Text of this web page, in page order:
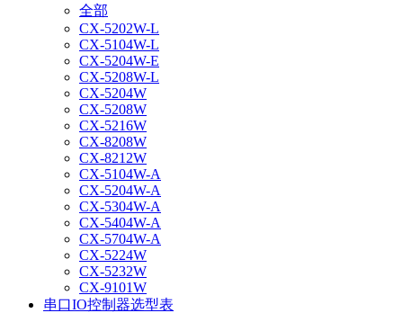
全部
CX-5202W-L
CX-5104W-L
CX-5204W-E
CX-5208W-L
CX-5204W
CX-5208W
CX-5216W
CX-8208W
CX-8212W
CX-5104W-A
CX-5204W-A
CX-5304W-A
CX-5404W-A
CX-5704W-A
CX-5224W
CX-5232W
CX-9101W
串口IO控制器选型表